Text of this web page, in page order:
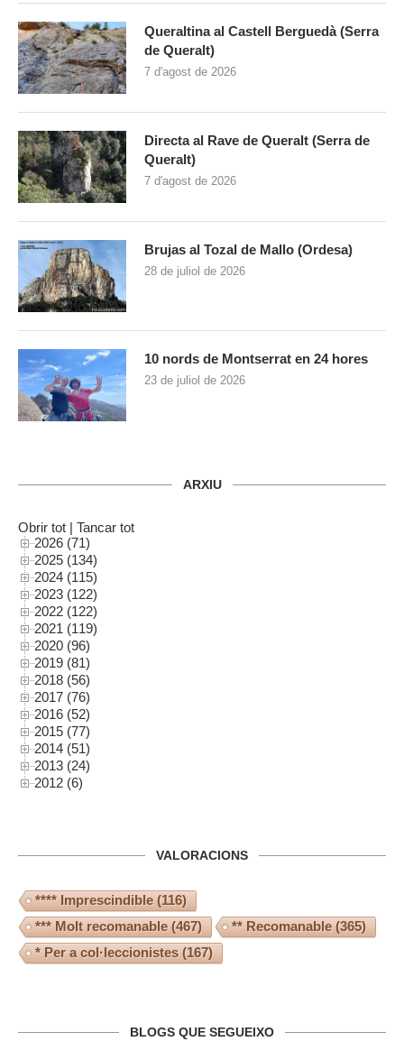
Queraltina al Castell Berguedà (Serra
de Queralt)
7 d'agost de 2026
Directa al Rave de Queralt (Serra de
Queralt)
7 d'agost de 2026
Brujas al Tozal de Mallo (Ordesa)
28 de juliol de 2026
10 nords de Montserrat en 24 hores
23 de juliol de 2026
ARXIU
Obrir tot | Tancar tot
2026 (71)
2025 (134)
2024 (115)
2023 (122)
2022 (122)
2021 (119)
2020 (96)
2019 (81)
2018 (56)
2017 (76)
2016 (52)
2015 (77)
2014 (51)
2013 (24)
2012 (6)
VALORACIONS
**** Imprescindible(116)
*** Molt recomanable(467) ** Recomanable(365)
* Per a col·leccionistes (167)
BLOGS QUE SEGUEIXO